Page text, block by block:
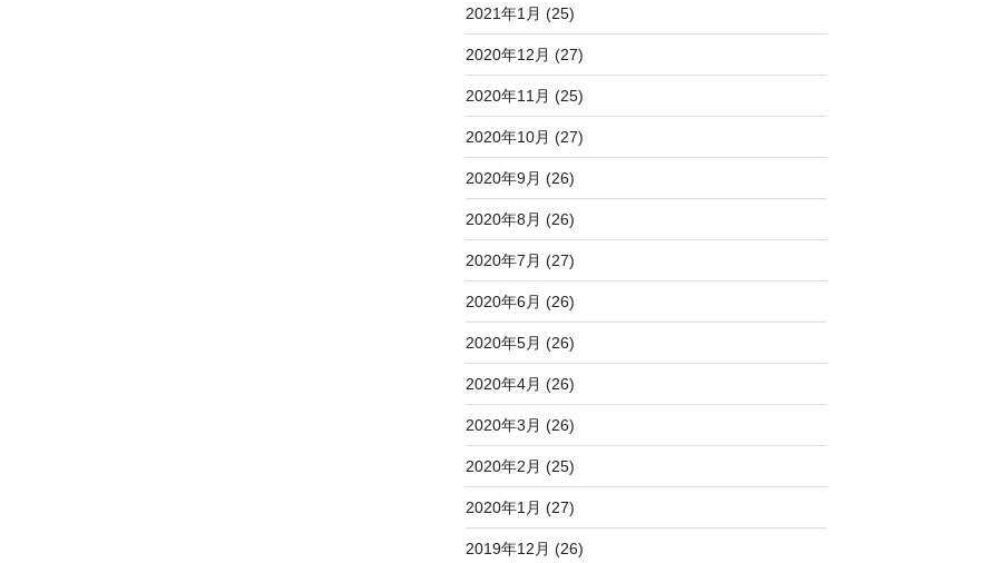
2021年1月 (25)
2020年12月 (27)
2020年11月 (25)
2020年10月 (27)
2020年9月 (26)
2020年8月 (26)
2020年7月 (27)
2020年6月 (26)
2020年5月 (26)
2020年4月 (26)
2020年3月 (26)
2020年2月 (25)
2020年1月 (27)
2019年12月 (26)